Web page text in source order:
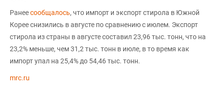
Ранеесообщалось, что импорт и экспорт стирола в Южной
Корее снизились в августе по сравнению с июлем. Экспорт
стирола из страны в августе составил 23,96 тыс. тонн, что на
23,2% меньше, чем 31,2 тыс. тонн в июле, в то время как
импорт упал на 25,4% до 54,46 тыс. тонн.
mrc.ru